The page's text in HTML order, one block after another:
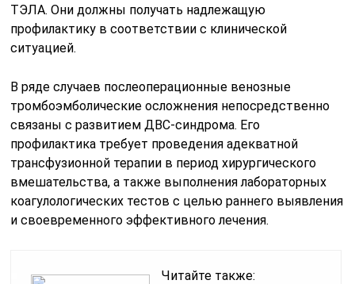
ТЭЛА. Они должны получать надлежащую
профилактику в соответствии с клинической
ситуацией.
В ряде случаев послеоперационные венозные
тромбоэмболические осложнения непосредственно
связаны с развитием ДВС-синдрома. Его
профилактика требует проведения адекватной
трансфузионной терапии в период хирургического
вмешательства, а также выполнения лабораторных
коагулологических тестов с целью раннего выявления
и своевременного эффективного лечения.
Читайте также: